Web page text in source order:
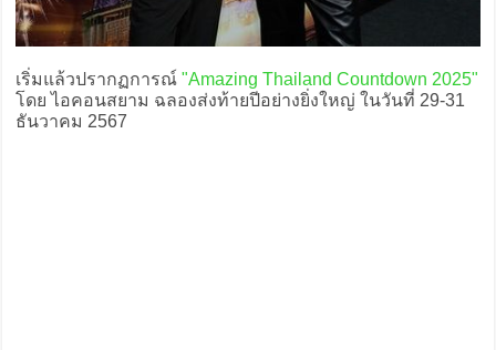
เริ่มแล้วปรากฏการณ์ "Amazing Thailand Countdown 2025"
โดย ไอคอนสยาม ฉลองส่งท้ายปีอย่างยิ่งใหญ่ ในวันที่ 29-31
ธันวาคม 2567